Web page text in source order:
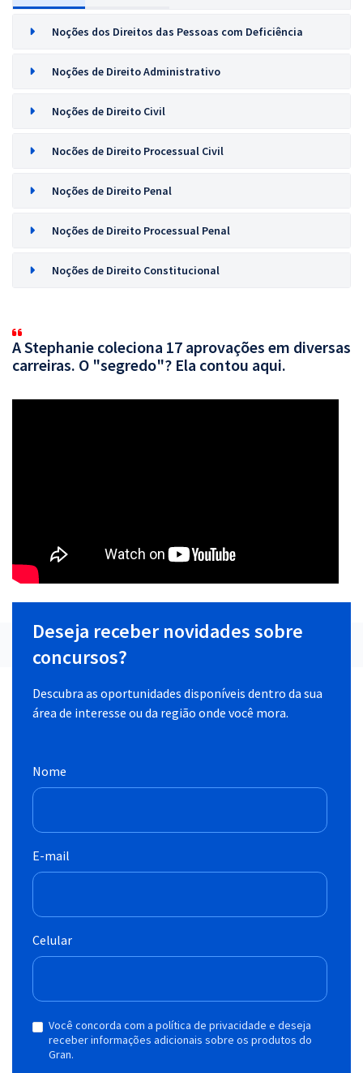
Noções dos Direitos das Pessoas com Deficiência
Noções de Direito Administrativo
Noções de Direito Civil
Nocões de Direito Processual Civil
Noções de Direito Penal
Noções de Direito Processual Penal
Noções de Direito Constitucional
A Stephanie coleciona 17 aprovações em diversas
carreiras. O "segredo"? Ela contou aqui.
Deseja receber novidades sobre
concursos?
Descubra as oportunidades disponíveis dentro da sua
área de interesse ou da região onde você mora.
Nome
E-mail
Celular
Você concorda com a política de privacidade e deseja
receber informações adicionais sobre os produtos do
Gran.